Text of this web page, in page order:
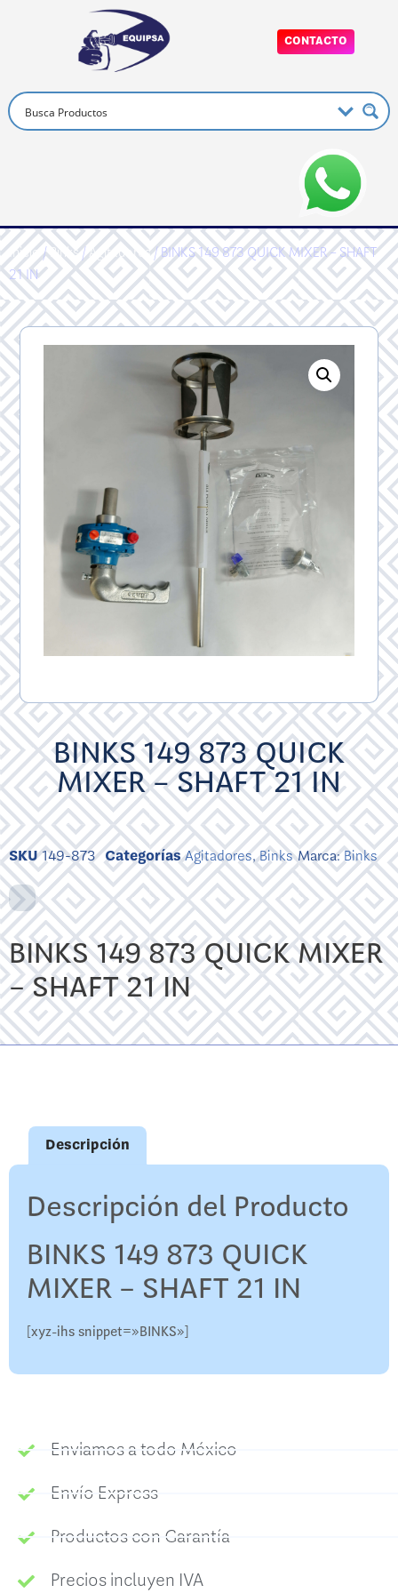
CONTACTO
Inicio/Binks/Agitadores/ BINKS 149 873 QUICK MIXER – SHAFT
21 IN
BINKS 149 873 QUICK
MIXER – SHAFT 21 IN
SKU149-873 CategoríasAgitadores,Binks Marca:Binks
BINKS 149 873 QUICK MIXER
– SHAFT 21 IN
Descripción
Descripción del Producto
BINKS 149 873 QUICK
MIXER – SHAFT 21 IN
[xyz-ihs snippet=»BINKS»]
Enviamos a todo México
Envío Express
Productos con Garantía
Precios incluyen IVA